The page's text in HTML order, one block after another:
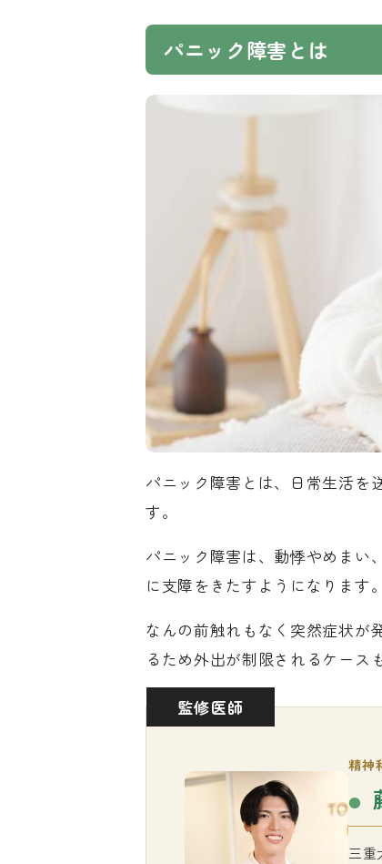
パニック障害とは
パニック障害とは、日常生活を
す。
パニック障害は、動悸やめまい
に支障をきたすようになります。
なんの前触れもなく突然症状が
るため外出が制限されるケース
監修医師
精神
三重